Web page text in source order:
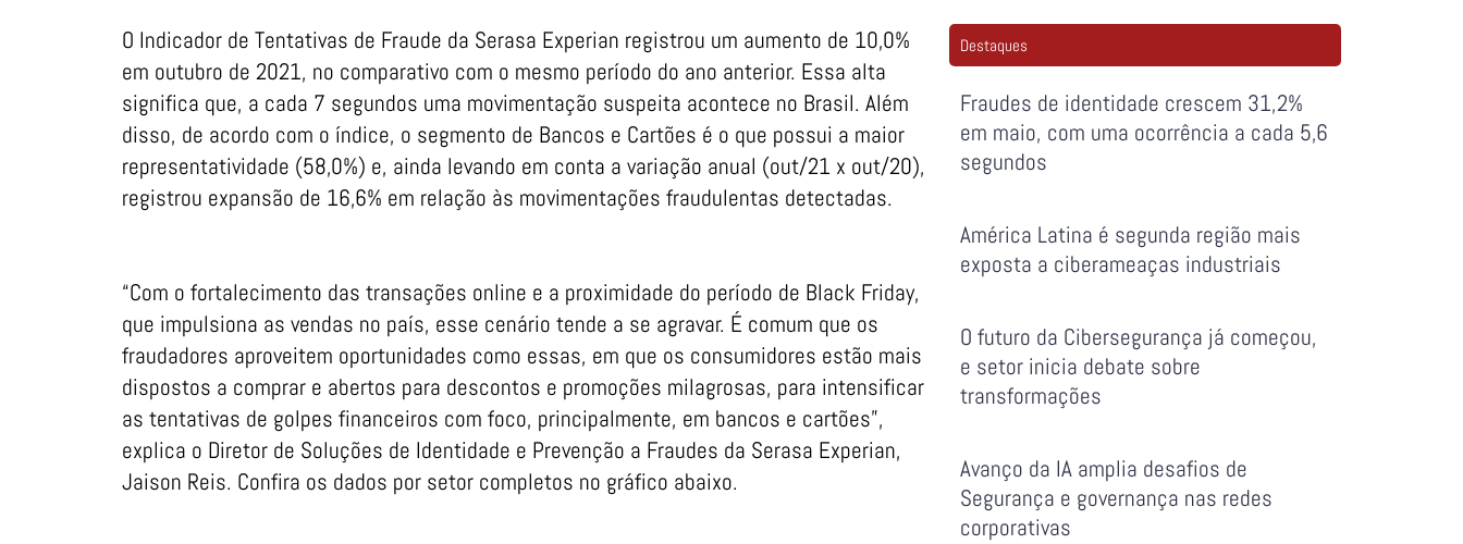
O Indicador de Tentativas de Fraude da Serasa Experian registrou um aumento de 10,0%
em outubro de 2021, no comparativo com o mesmo período do ano anterior. Essa alta
significa que, a cada 7 segundos uma movimentação suspeita acontece no Brasil. Além
disso, de acordo com o índice, o segmento de Bancos e Cartões é o que possui a maior
representatividade (58,0%) e, ainda levando em conta a variação anual (out/21 x out/20),
registrou expansão de 16,6% em relação às movimentações fraudulentas detectadas.
“Com o fortalecimento das transações online e a proximidade do período de Black Friday,
que impulsiona as vendas no país, esse cenário tende a se agravar. É comum que os
fraudadores aproveitem oportunidades como essas, em que os consumidores estão mais
dispostos a comprar e abertos para descontos e promoções milagrosas, para intensificar
as tentativas de golpes financeiros com foco, principalmente, em bancos e cartões”,
explica o Diretor de Soluções de Identidade e Prevenção a Fraudes da Serasa Experian,
Jaison Reis. Confira os dados por setor completos no gráfico abaixo.
Destaques
Fraudes de identidade crescem 31,2%
em maio, com uma ocorrência a cada 5,6
segundos
América Latina é segunda região mais
exposta a ciberameaças industriais
O futuro da Cibersegurança já começou,
e setor inicia debate sobre
transformações
Avanço da IA amplia desafios de
Segurança e governança nas redes
corporativas